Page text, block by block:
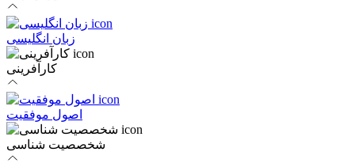
زبان انگلیسی
کارآفرینی
اصول موفقیت
شخصصیت شناسی